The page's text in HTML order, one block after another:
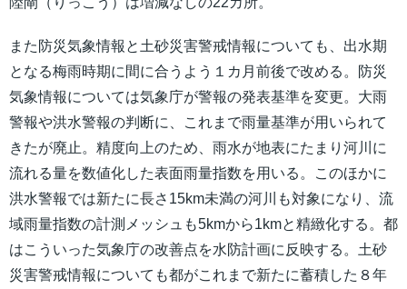
また防災気象情報と土砂災害警戒情報についても、出水期
となる梅雨時期に間に合うよう１カ月前後で改める。防災
気象情報については気象庁が警報の発表基準を変更。大雨
警報や洪水警報の判断に、これまで雨量基準が用いられて
きたが廃止。精度向上のため、雨水が地表にたまり河川に
流れる量を数値化した表面雨量指数を用いる。このほかに
洪水警報では新たに長さ15km未満の河川も対象になり、流
域雨量指数の計測メッシュも5kmから1kmと精緻化する。都
はこういった気象庁の改善点を水防計画に反映する。土砂
災害警戒情報についても都がこれまで新たに蓄積した８年